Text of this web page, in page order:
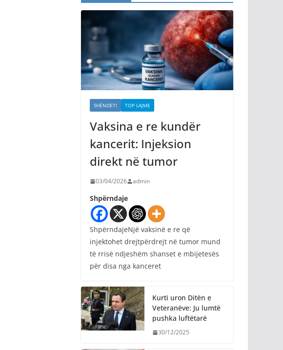
SHËNDETI TOP LAJME
Vaksina e re kundër
kancerit: Injeksion
direkt në tumor
03/04/2026 admin
Shpërndaje
ShpërndajeNjë vaksinë e re që
injektohet drejtpërdrejt në tumor mund
të rrisë ndjeshëm shanset e mbijetesës
për disa nga kanceret
Kurti uron Ditën e
Veteranëve: Ju lumtë
pushka luftëtarë
30/12/2025